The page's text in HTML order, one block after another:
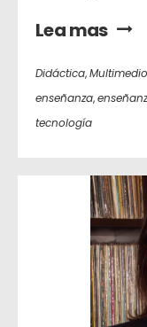
Lea mas
Didáctica,
enseñanza,
tecnología